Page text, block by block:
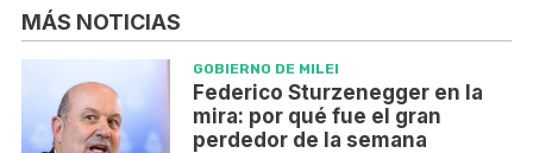
MÁS NOTICIAS
GOBIERNO DE MILEI
Federico Sturzenegger en la
mira: por qué fue el gran
perdedor de la semana